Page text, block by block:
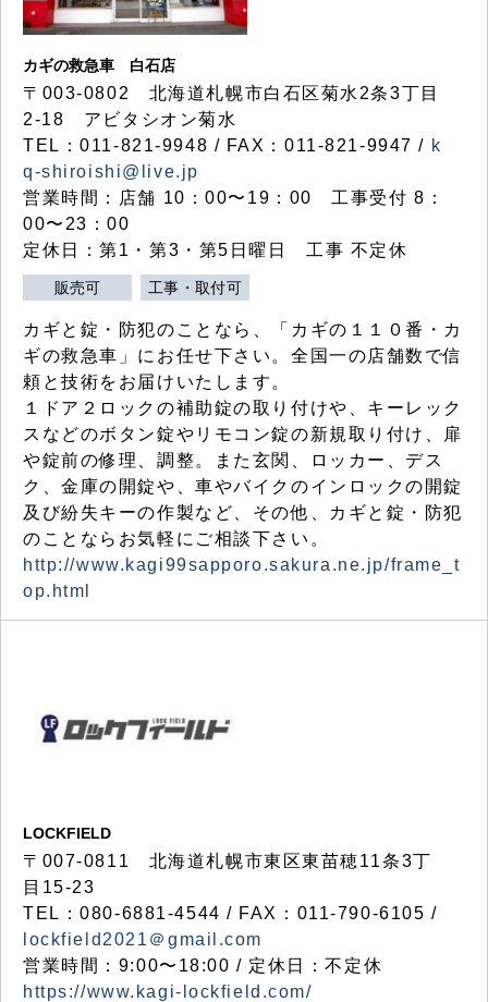
カギの救急車 白石店
〒003-0802 北海道札幌市白石区菊水2条3丁目
2-18 アビタシオン菊水
TEL：011-821-9948 / FAX：011-821-9947 / k
q-shiroishi@live.jp
営業時間：店舗 10：00〜19：00 工事受付 8：
00〜23：00
定休日：第1・第3・第5日曜日 工事 不定休
販売可 工事・取付可
カギと錠・防犯のことなら、「カギの１１０番・カ
ギの救急車」にお任せ下さい。全国一の店舗数で信
頼と技術をお届けいたします。
１ドア２ロックの補助錠の取り付けや、キーレック
スなどのボタン錠やリモコン錠の新規取り付け、扉
や錠前の修理、調整。また玄関、ロッカー、デス
ク、金庫の開錠や、車やバイクのインロックの開錠
及び紛失キーの作製など、その他、カギと錠・防犯
のことならお気軽にご相談下さい。
http://www.kagi99sapporo.sakura.ne.jp/frame_t
op.html
LOCKFIELD
〒007-0811 北海道札幌市東区東苗穂11条3丁
目15-23
TEL：080-6881-4544 / FAX：011-790-6105 /
lockfield2021＠gmail.com
営業時間：9:00〜18:00 / 定休日：不定休
https://www.kagi-lockfield.com/